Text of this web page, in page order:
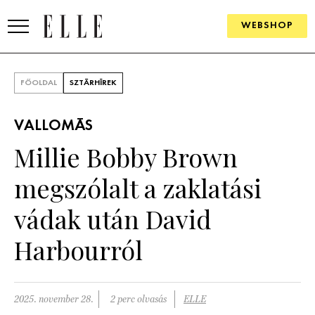
WEBSHOP
SZÉPSÉG
KULTÚRA
PÁRKAPCSOLAT
FŐOLDAL SZTÁRHÍREK
VALLOMÁS
Millie Bobby Brown
megszólalt a zaklatási
vádak után David
Harbourról
2025. november 28. 2 perc olvasás ELLE